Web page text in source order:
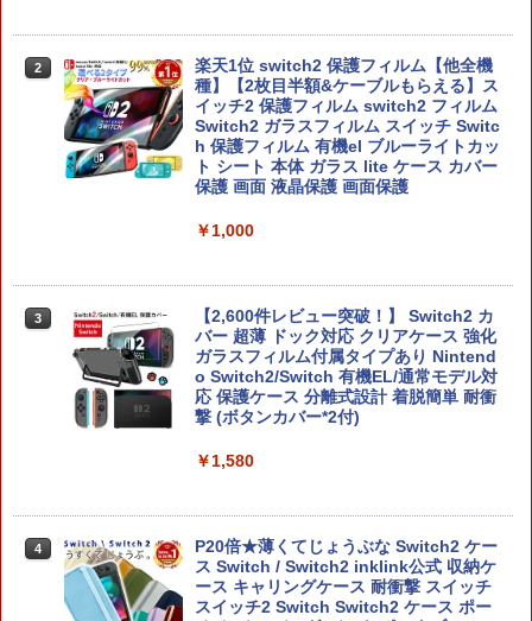
2
楽天1位 switch2 保護フィルム【他全機
種】【2枚目半額&ケーブルもらえる】ス
イッチ2 保護フィルム switch2 フィルム
Switch2 ガラスフィルム スイッチ Switc
h 保護フィルム 有機el ブルーライトカッ
ト シート 本体 ガラス lite ケース カバー
保護 画面 液晶保護 画面保護
￥1,000
3
【2,600件レビュー突破！】 Switch2 カ
バー 超薄 ドック対応 クリアケース 強化
ガラスフィルム付属タイプあり Nintend
o Switch2/Switch 有機EL/通常モデル対
応 保護ケース 分離式設計 着脱簡単 耐衝
撃 (ボタンカバー*2付)
￥1,580
4
P20倍★薄くてじょうぶな Switch2 ケー
ス Switch / Switch2 inklink公式 収納ケ
ース キャリングケース 耐衝撃 スイッチ
スイッチ2 Switch Switch2 ケース ポー